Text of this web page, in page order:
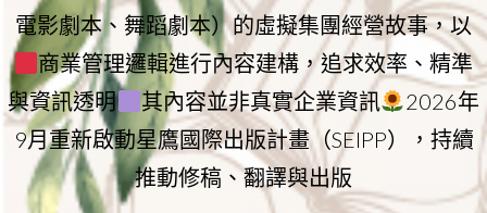
電影劇本、舞蹈劇本）的虛擬集團經營故事，以
商業管理邏輯進行內容建構，追求效率、精準
與資訊透明
其內容並非真實企業資訊
2026年
9月重新啟動星鷹國際出版計畫（SEIPP），持續
推動修稿、翻譯與出版